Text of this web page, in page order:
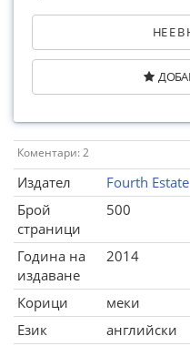
НЕ Е
Коментари: 2
Издател
Fourth Estate
Брой
страници
500
Година на
издаване
2014
Корици
меки
Език
английски